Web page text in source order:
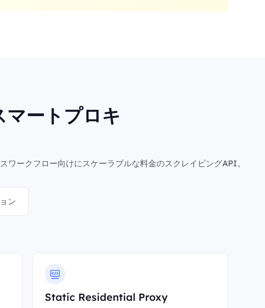
ートプロキ
ークフロー向けにスケーラブルな料金のスクレイピングAPI。
ン
Static Residential Proxy